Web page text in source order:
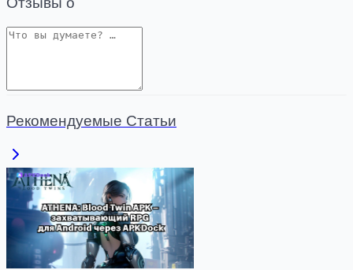
Рекомендуемые Статьи